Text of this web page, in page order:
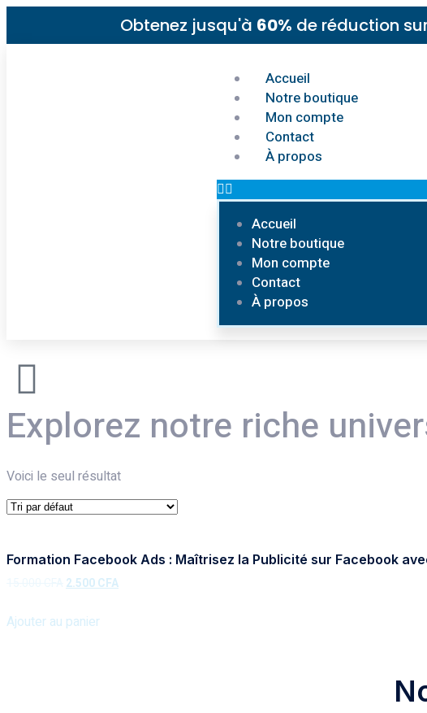
Obtenez jusqu'à 60% de réduction
Accueil
Notre boutique
Mon compte
Contact
À propos
Accueil
Notre boutique
Mon compte
Contact
À propos
Explorez notre riche
Voici le seul résultat
Formation Facebook Ads : Maîtrisez la Publicité sur Facebook
2.500CFA
Ajouter au panier